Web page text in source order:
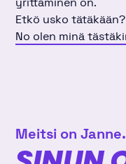
Etkö usko tätäkään?
No olen minä
Meitsi on